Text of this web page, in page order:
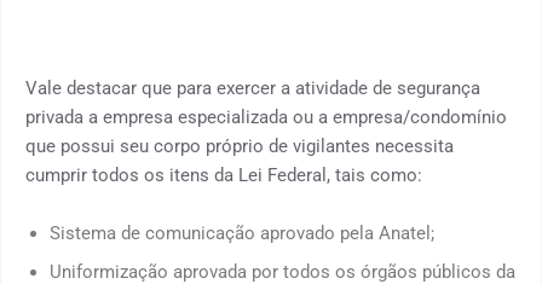
Vale destacar que para exercer a atividade de segurança
privada a empresa especializada ou a empresa/condomínio
que possui seu corpo próprio de vigilantes necessita
cumprir todos os itens da Lei Federal, tais como:
Sistema de comunicação aprovado pela Anatel;
Uniformização aprovada por todos os órgãos públicos da